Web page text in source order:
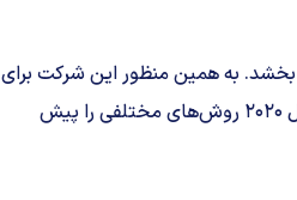
بخشد. به همین منظور این شرکت برای
مقابله با اپلیکیشن‌ها و توسعه‌دهندگان مخرب در سال ۲۰۲۰ روش‌های مختلفی را پیش